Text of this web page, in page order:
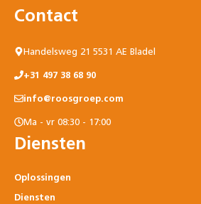
Contact
Handelsweg 21 5531 AE Bladel
+31 497 38 68 90
info@roosgroep.com
Ma - vr 08:30 - 17:00
Diensten
Oplossingen
Diensten